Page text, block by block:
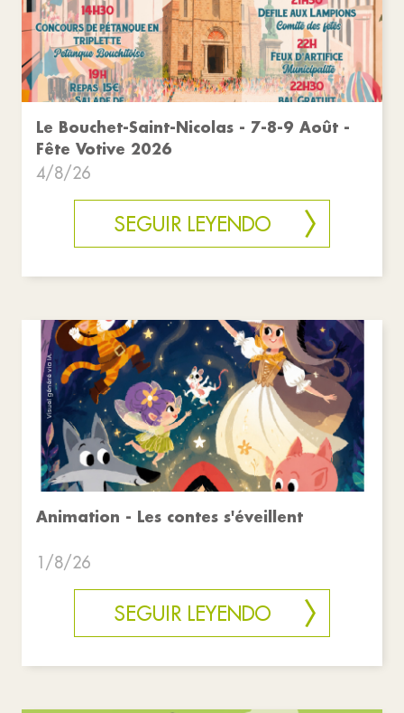
Le Bouchet-Saint-Nicolas - 7-8-9 Août -
Fête Votive 2026
4/8/26
SEGUIR LEYENDO
Animation - Les contes s'éveillent
1/8/26
SEGUIR LEYENDO